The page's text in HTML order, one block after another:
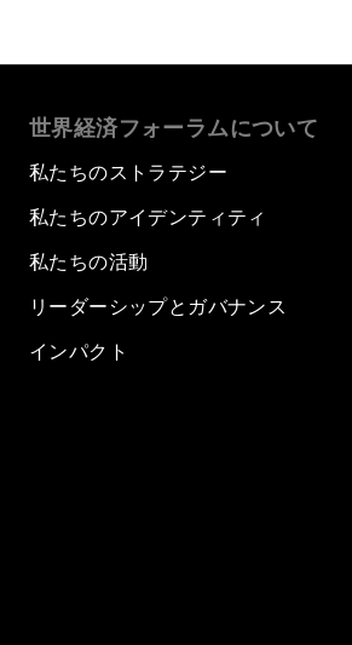
世界経済フォーラムについて
私たちのストラテジー
私たちのアイデンティティ
私たちの活動
リーダーシップとガバナンス
インパクト